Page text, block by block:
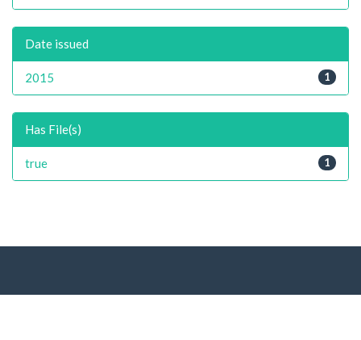
Date issued
1
2015
Has File(s)
1
true